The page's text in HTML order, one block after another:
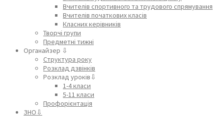
Вчителів спортивного та трудового спрямування
Вчителів початкових класів
Класних керівників
Творчі групи
Предметні тижні
Органайзер ⇩
Структура року
Розклад дзвінків
Розклад уроків⇩
1-4 класи
5-11 класи
Профорієнтація
ЗНО⇩